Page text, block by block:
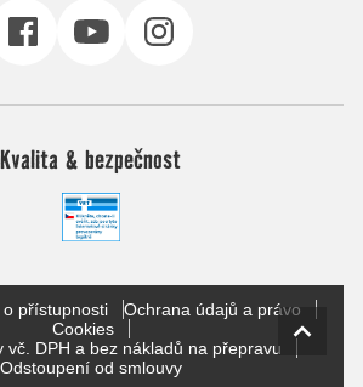
Kvalita & bezpečnost
přístupnosti
Ochrana údajů a právo
Cookies
vč. DPH a bez nákladů na přepravu
Odstoupení od smlouvy